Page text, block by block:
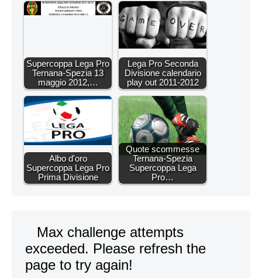
Supercoppa Lega Pro
Ternana-Spezia 13
maggio 2012,…
Lega Pro Seconda
Divisione calendario
play out 2011-2012
Albo d'oro
Supercoppa Lega Pro
Prima Divisione
Quote scommesse
Ternana-Spezia
Supercoppa Lega
Pro…